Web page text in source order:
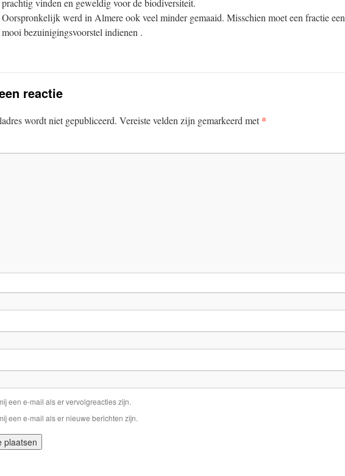
prachtig vinden en geweldig voor de biodiversiteit.
Oorspronkelijk werd in Almere ook veel minder gemaaid. Misschien moet een fractie een
mooi bezuinigingsvoorstel indienen .
reactie
wordt niet gepubliceerd. Vereiste velden zijn gemarkeerd met*
een e-mail als er vervolgreacties zijn.
een e-mail als er nieuwe berichten zijn.